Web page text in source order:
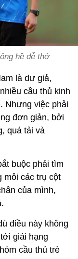
hề dễ thở
là dư giả,
cầu thủ kinh
Nhưng việc phải
đơn giản, bởi
quá tải và
buộc phải tìm
mỏi các trụ cột
của mình,
điều này không
giải hạng
cầu thủ trẻ